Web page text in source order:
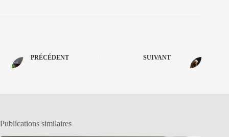
PRÉCÉDENT SUIVANT
Publications similaires